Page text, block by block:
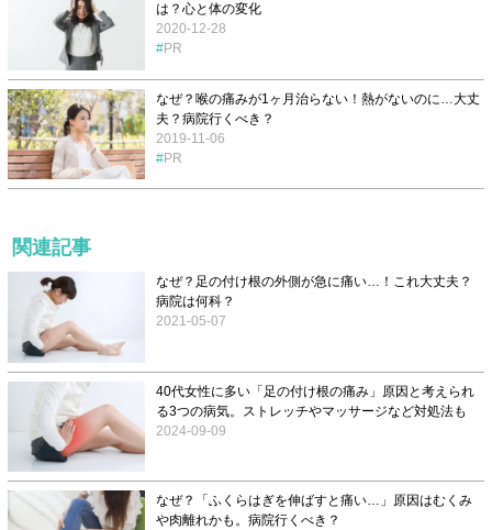
は？心と体の変化
2020-12-28
PR
なぜ？喉の痛みが1ヶ月治らない！熱がないのに…大丈
夫？病院行くべき？
2019-11-06
PR
関連記事
なぜ？足の付け根の外側が急に痛い…！これ大丈夫？
病院は何科？
2021-05-07
40代女性に多い「足の付け根の痛み」原因と考えられ
る3つの病気。ストレッチやマッサージなど対処法も
2024-09-09
なぜ？「ふくらはぎを伸ばすと痛い…」原因はむくみ
や肉離れかも。病院行くべき？